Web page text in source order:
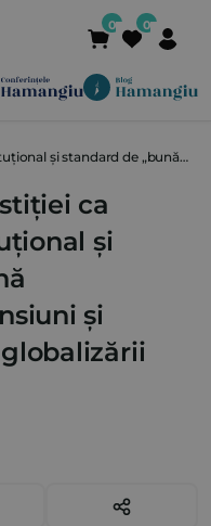
021 336 01 25
și standard de „bună
dreptului
ca
și
și